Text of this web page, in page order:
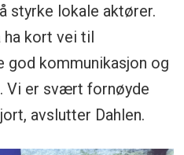
styrke lokale aktører.
ha kort vei til
god kommunikasjon og
Vi er svært fornøyde
avslutter Dahlen.